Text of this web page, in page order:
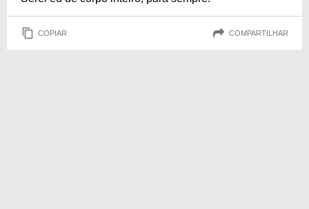
COPIAR COMPARTILHAR